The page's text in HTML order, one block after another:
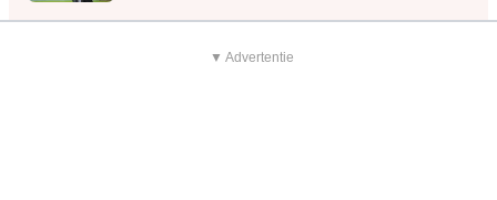
▼ Advertentie